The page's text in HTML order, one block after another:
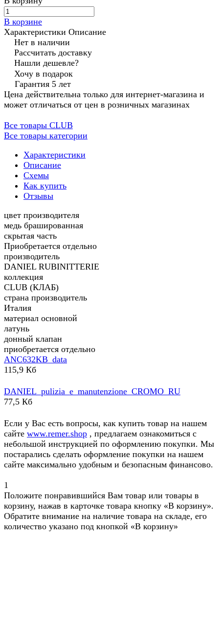
В корзине
Характеристики Описание
Нет в наличии
Рассчитать доставку
Нашли дешевле?
Хочу в подарок
Гарантия 5 лет
Цена действительна только для интернет-магазина и
может отличаться от цен в розничных магазинах
Все товары CLUB
Все товары категории
Характеристики
Описание
Схемы
Как купить
Отзывы
цвет производителя
медь брашированная
скрытая часть
Приобретается отдельно
производитель
DANIEL RUBINITTERIE
коллекция
CLUB (КЛАБ)
страна производитель
Италия
материал основной
латунь
донный клапан
приобретается отдельно
ANC632KB_data
115,9 Кб
DANIEL_pulizia_e_manutenzione_CROMO_RU
77,5 Кб
Если у Вас есть вопросы, как купить товар на нашем
сайте www.remer.shop , предлагаем ознакомиться с
небольшой инструкцией по оформлению покупки. Мы
постарались сделать оформление покупки на нашем
сайте максимально удобным и безопасным финансово.
1
Положите понравившийся Вам товар или товары в
корзину, нажав в карточке товара кнопку «В корзину».
Обратите внимание на наличие товара на складе, его
количество указано под кнопкой «В корзину»